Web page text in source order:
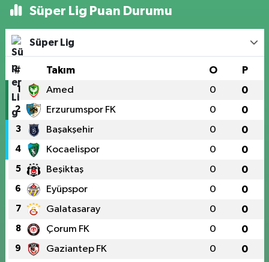
Süper Lig Puan Durumu
Süper Lig
# Takım O P
1 Amed 0 0
2 Erzurumspor FK 0 0
3 Başakşehir 0 0
4 Kocaelispor 0 0
5 Beşiktaş 0 0
6 Eyüpspor 0 0
7 Galatasaray 0 0
8 Çorum FK 0 0
9 Gaziantep FK 0 0